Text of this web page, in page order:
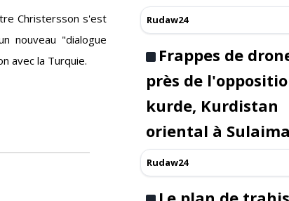
Christersson s'est
nouveau "dialogue
avec la Turquie.
Rudaw24
Frappes de
près de
kurde, Kurdistan
oriental à
Rudaw24